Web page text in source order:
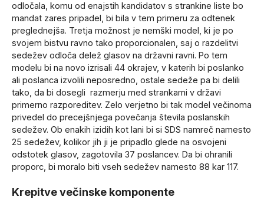
odločala, komu od enajstih kandidatov s strankine liste bo
mandat zares pripadel, bi bila v tem primeru za odtenek
preglednejša. Tretja možnost je nemški model, ki je po
svojem bistvu ravno tako proporcionalen, saj o razdelitvi
sedežev odloča delež glasov na državni ravni. Po tem
modelu bi na novo izrisali 44 okrajev, v katerih bi poslanko
ali poslanca izvolili neposredno, ostale sedeže pa bi delili
tako, da bi dosegli razmerju med strankami v državi
primerno razporeditev. Zelo verjetno bi tak model večinoma
privedel do precejšnjega povečanja števila poslanskih
sedežev. Ob enakih izidih kot lani bi si SDS namreč namesto
25 sedežev, kolikor jih ji je pripadlo glede na osvojeni
odstotek glasov, zagotovila 37 poslancev. Da bi ohranili
proporc, bi moralo biti vseh sedežev namesto 88 kar 117.
Krepitve večinske komponente